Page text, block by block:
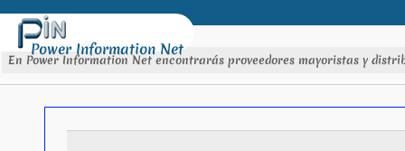
Power Information Net
En Power Information Net encontrarás proveedores mayoristas y